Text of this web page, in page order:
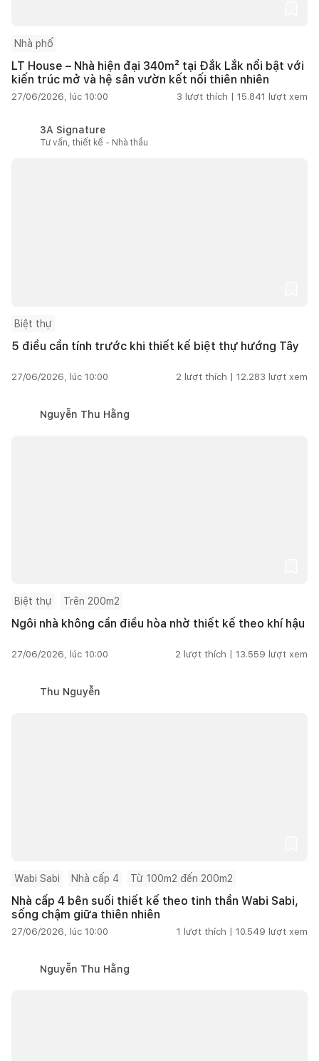
Nhà phố
LT House – Nhà hiện đại 340m² tại Đắk Lắk nổi bật với
kiến trúc mở và hệ sân vườn kết nối thiên nhiên
27/06/2026, lúc 10:00 3 lượt thích | 15.841 lượt xem
3A Signature
Tư vấn, thiết kế - Nhà thầu
Biệt thự
5 điều cần tính trước khi thiết kế biệt thự hướng Tây
27/06/2026, lúc 10:00 2 lượt thích | 12.283 lượt xem
Nguyễn Thu Hằng
Biệt thự Trên 200m2
Ngôi nhà không cần điều hòa nhờ thiết kế theo khí hậu
27/06/2026, lúc 10:00 2 lượt thích | 13.559 lượt xem
Thu Nguyễn
Wabi Sabi Nhà cấp 4 Từ 100m2 đến 200m2
Nhà cấp 4 bên suối thiết kế theo tinh thần Wabi Sabi,
sống chậm giữa thiên nhiên
27/06/2026, lúc 10:00 1 lượt thích | 10.549 lượt xem
Nguyễn Thu Hằng